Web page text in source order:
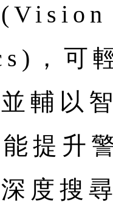
，可
輔以
提升
度搜